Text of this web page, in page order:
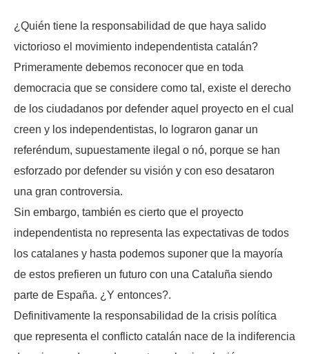
¿Quién tiene la responsabilidad de que haya salido
victorioso el movimiento independentista catalán?
Primeramente debemos reconocer que en toda
democracia que se considere como tal, existe el derecho
de los ciudadanos por defender aquel proyecto en el cual
creen y los independentistas, lo lograron ganar un
referéndum, supuestamente ilegal o nó, porque se han
esforzado por defender su visión y con eso desataron
una gran controversia.
Sin embargo, también es cierto que el proyecto
independentista no representa las expectativas de todos
los catalanes y hasta podemos suponer que la mayoría
de estos prefieren un futuro con una Cataluña siendo
parte de España. ¿Y entonces?.
Definitivamente la responsabilidad de la crisis política
que representa el conflicto catalán nace de la indiferencia